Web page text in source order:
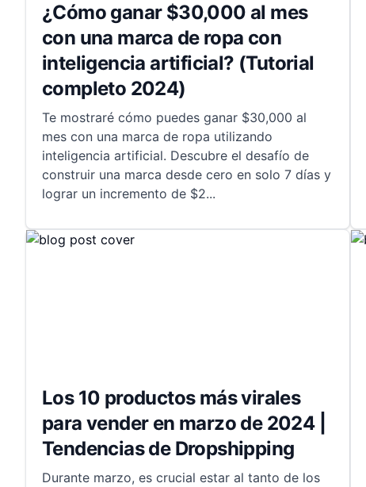
¿Cómo ganar $30,000 al mes
con una marca de ropa con
inteligencia artificial? (Tutorial
completo 2024)
Te mostraré cómo puedes ganar $30,000 al
mes con una marca de ropa utilizando
inteligencia artificial. Descubre el desafío de
construir una marca desde cero en solo 7 días y
lograr un incremento de $2...
Los 10 productos más virales
para vender en marzo de 2024 |
Tendencias de Dropshipping
Durante marzo, es crucial estar al tanto de los